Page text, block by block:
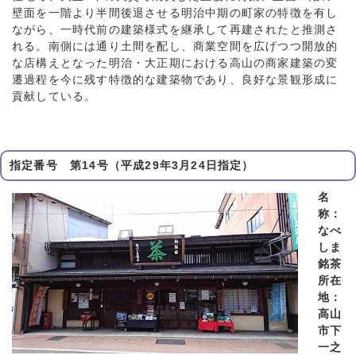
壁面を一階より半間後退させる明治中期の町家の特徴を有し
ながら、一時代前の建築様式を継承して再建されたと推測さ
れる。南側には通り土間を配し、商業空間を広げつつ開放的
な店構えとなった明治・大正期における高山の商家建築の変
遷過程を今に残す特徴的な建築物であり、良好な景観形成に
貢献している。
指定番号 第14号（平成29年3月24日指定）
名
称：
なべ
しま
銘茶
所在
地：
高山
市下
一之